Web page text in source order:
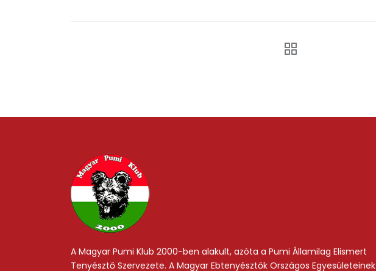
A Magyar Pumi Klub 2000-ben alakult, azóta a Pumi Államilag Elismert
Tenyésztő Szervezete. A Magyar Ebtenyésztők Országos Egyesületeinek